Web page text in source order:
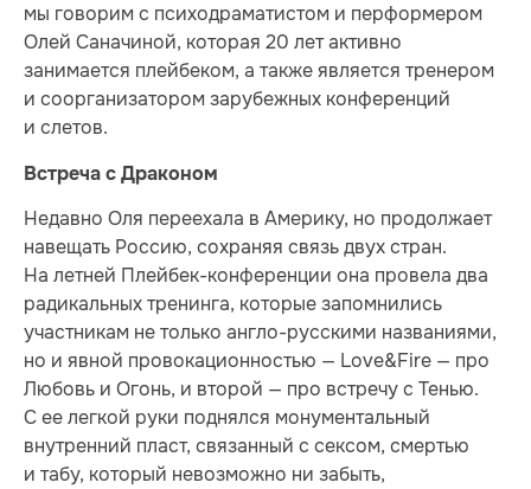
мы говорим с психодраматистом и перформером
Олей Саначиной, которая 20 лет активно
занимается плейбеком, а также является тренером
и соорганизатором зарубежных конференций
и слетов.
Встреча с Драконом
Недавно Оля переехала в Америку, но продолжает
навещать Россию, сохраняя связь двух стран.
На летней Плейбек-конференции она провела два
радикальных тренинга, которые запомнились
участникам не только англо-русскими названиями,
но и явной провокационностью — Love&Fire — про
Любовь и Огонь, и второй — про встречу с Тенью.
С ее легкой руки поднялся монументальный
внутренний пласт, связанный с сексом, смертью
и табу, который невозможно ни забыть,